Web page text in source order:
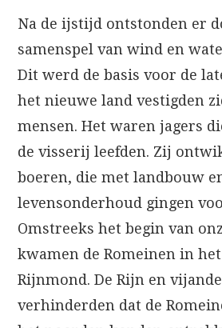
Na de ijstijd ontstonden er
samenspel van wind en
Dit werd de basis voor de
het nieuwe land vestigden
mensen. Het waren jagers
de visserij leefden. Zij
boeren, die met landbouw
levensonderhoud gingen
Omstreeks het begin van
kwamen de Romeinen in
Rijnmond. De Rijn en
verhinderden dat de